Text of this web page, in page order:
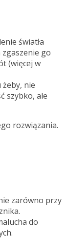
światła
zgaszenie go
(więcej w
żeby, nie
szybko, ale
rozwiązania.
zarówno przy
do